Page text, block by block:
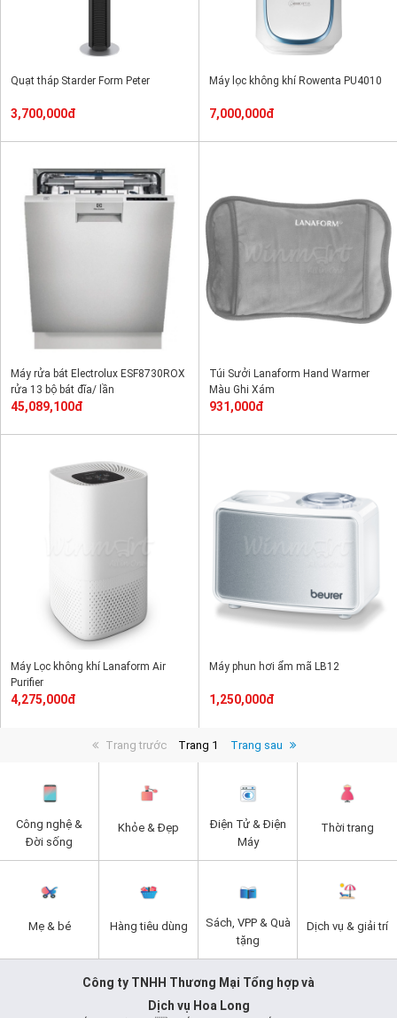
Quạt tháp Starder Form Peter
3,700,000đ
Máy lọc không khí Rowenta PU4010
7,000,000đ
Máy rửa bát Electrolux ESF8730ROX
rửa 13 bộ bát đĩa/ lần
45,089,100đ
Túi Sưởi Lanaform Hand Warmer
Màu Ghi Xám
931,000đ
Máy Lọc không khí Lanaform Air
Purifier
4,275,000đ
Máy phun hơi ẩm mã LB12
1,250,000đ
Trang trước Trang 1 Trang sau
Công nghệ &
Đời sống
Khỏe & Đẹp
Điện Tử & Điện
Máy
Thời trang
Mẹ & bé Hàng tiêu dùng
Sách, VPP & Quà
tặng
Dịch vụ & giải trí
Công ty TNHH Thương Mại Tổng hợp và
Dịch vụ Hoa Long